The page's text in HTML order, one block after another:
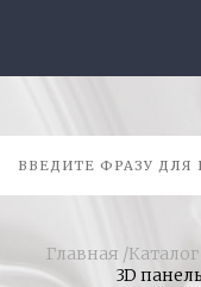
Главная /
3D